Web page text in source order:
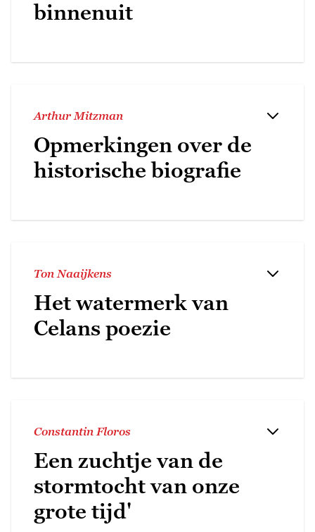
binnenuit
Arthur Mitzman
Opmerkingen over de
historische biografie
Ton Naaijkens
Het watermerk van
Celans poezie
Constantin Floros
Een zuchtje van de
stormtocht van onze
grote tijd'